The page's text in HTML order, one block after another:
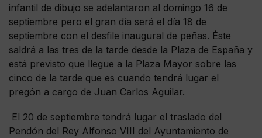
infantil de dibujo se adelantaron al domingo 16 de
septiembre pero el gran día será el día 18 de
septiembre con el desfile inaugural de peñas. Éste
saldrá a las tres de la tarde desde la Plaza de España y
está previsto que llegue a la Plaza Mayor sobre las
cinco de la tarde que es cuando tendrá lugar el
pregón a cargo de Juan Carlos Aguilar.
El 20 de septiembre tendrá lugar el traslado del
Pendón del Rey Alfonso VIII del Ayuntamiento de